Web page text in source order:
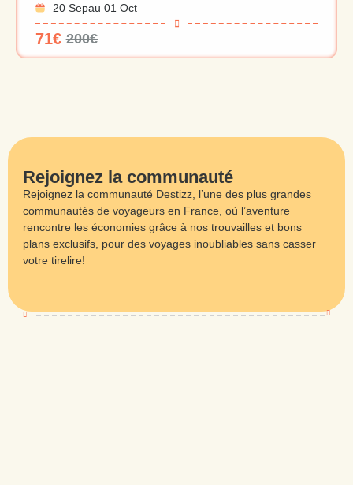
20 Sepau 01 Oct
71€ 200€
Rejoignez la communauté
Rejoignez la communauté Destizz, l’une des plus grandes
communautés de voyageurs en France, où l’aventure
rencontre les économies grâce à nos trouvailles et bons
plans exclusifs, pour des voyages inoubliables sans casser
votre tirelire!